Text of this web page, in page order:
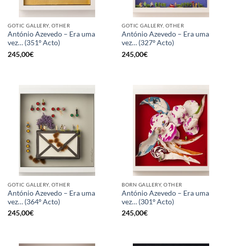
GOTIC GALLERY, OTHER
António Azevedo – Era uma
vez… (351º Acto)
245,00€
GOTIC GALLERY, OTHER
António Azevedo – Era uma
vez… (327º Acto)
245,00€
GOTIC GALLERY, OTHER
António Azevedo – Era uma
vez… (364º Acto)
245,00€
BORN GALLERY, OTHER
António Azevedo – Era uma
vez… (301º Acto)
245,00€